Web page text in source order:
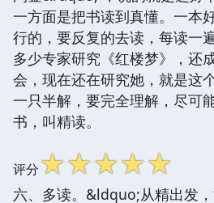
一方面是把书读到真懂。一本
行的，要反复的去读，每读一
多少专家研究《红楼梦》，还
会，现在还在研究她，就是这
一只半解，要完全理解，尽可
书，叫精读。
评分☆☆☆☆☆
六、多读。&ldquo;从精出发